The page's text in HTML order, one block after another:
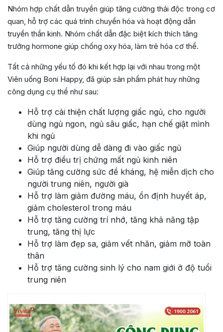
Nhóm hợp chất dẫn truyền giúp tăng cường thải độc trong cơ
quan, hỗ trợ các quá trình chuyển hóa và hoạt động dẫn
truyền thần kinh. Nhóm chất dẫn đặc biệt kích thích tăng
trưởng hormone giúp chống oxy hóa, làm trẻ hóa cơ thể.
Tất cả những yếu tố đó khi kết hợp lại với nhau trong một
Viên uống Boni Happy, đã giúp sản phẩm phát huy những
công dụng cụ thể như sau:
Hỗ trợ cải thiện chất lượng giấc ngủ, cho người
dùng ngủ ngon, ngủ sâu giấc, hạn chế giật mình
khi ngủ
Giúp người dùng dễ dàng đi vào giấc ngủ
Hỗ trợ điều trị chứng mất ngủ kinh niên
Giúp tăng cường sức đề kháng, hệ miễn dịch cho
người trung niên, người già
Hỗ trợ làm giảm đường máu, ổn định huyết áp,
giảm cholesterol trong máu
Hỗ trợ tăng cường trí nhớ, tăng khả năng tập
trung, tăng thị lực
Hỗ trợ làm đẹp sa, giảm vết nhăn, giảm mỡ toàn
thân
Hỗ trợ tăng cường sinh lý cho nam giới ở độ tuổi
trung niên